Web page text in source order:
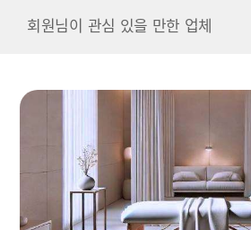
회원님이 관심 있을 만한 업체